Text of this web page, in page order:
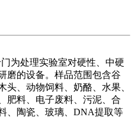
为处理实验室对硬性、中硬
磨的设备。样品范围包含谷
头、动物饲料、奶酪、水果、
肥料、电子废料、污泥、合
、陶瓷、玻璃、DNA提取等